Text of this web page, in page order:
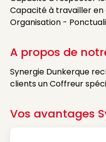
Capacité à travailler en
Organisation -
A propos de
Synergie Dunkerque
clients un Coffreur
Vos avantages